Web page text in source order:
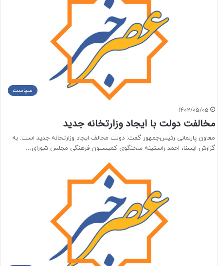
سیاست
1402/05/05
مخالفت دولت با ایجاد وزارتخانه جدید
معاون پارلمانی رئیس‌جمهور گفت: دولت مخالف ایجاد وزارتخانه جدید است. به
گزارش ایسنا، احمد راستینه سخنگوی کمیسیون فرهنگی مجلس شورای…